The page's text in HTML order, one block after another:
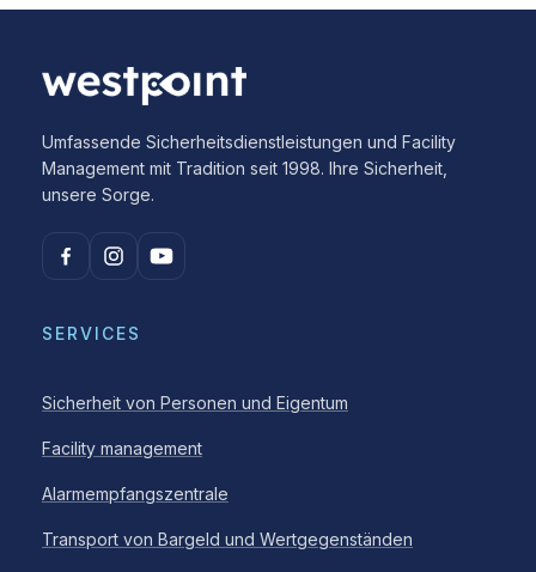
Umfassende Sicherheitsdienstleistungen und Facility
Management mit Tradition seit 1998. Ihre Sicherheit,
unsere Sorge.
SERVICES
Sicherheit von Personen und Eigentum
Facility management
Alarmempfangszentrale
Transport von Bargeld und Wertgegenständen